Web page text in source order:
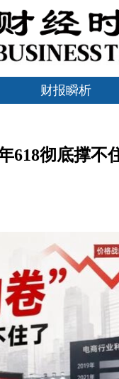
财报瞬析
618彻底撑不